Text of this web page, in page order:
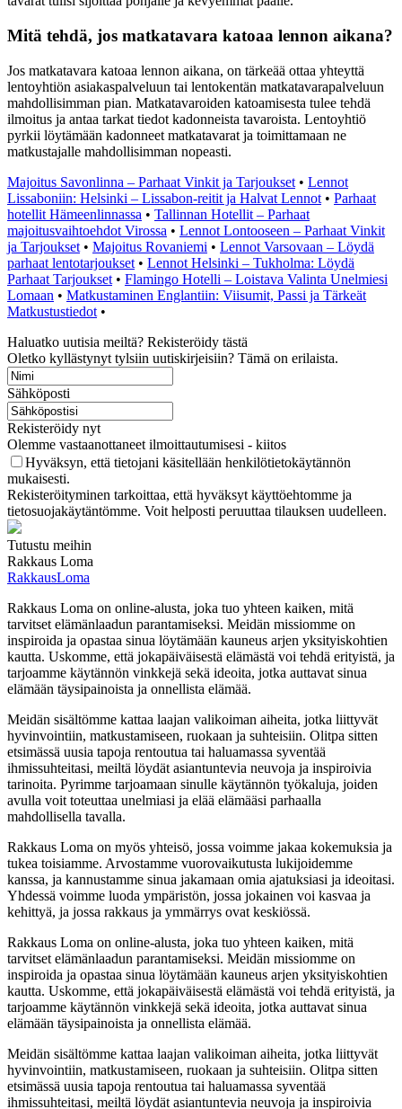
Mitä tehdä, jos matkatavara katoaa lennon aikana?
Jos matkatavara katoaa lennon aikana, on tärkeää ottaa yhteyttä
lentoyhtiön asiakaspalveluun tai lentokentän matkatavarapalveluun
mahdollisimman pian. Matkatavaroiden katoamisesta tulee tehdä
ilmoitus ja antaa tarkat tiedot kadonneista tavaroista. Lentoyhtiö
pyrkii löytämään kadonneet matkatavarat ja toimittamaan ne
matkustajalle mahdollisimman nopeasti.
Majoitus Savonlinna – Parhaat Vinkit ja Tarjoukset • Lennot
Lissaboniin: Helsinki – Lissabon-reitit ja Halvat Lennot • Parhaat
hotellit Hämeenlinnassa • Tallinnan Hotellit – Parhaat
majoitusvaihtoehdot Virossa • Lennot Lontooseen – Parhaat Vinkit
ja Tarjoukset • Majoitus Rovaniemi • Lennot Varsovaan – Löydä
parhaat lentotarjoukset • Lennot Helsinki – Tukholma: Löydä
Parhaat Tarjoukset • Flamingo Hotelli – Loistava Valinta Unelmiesi
Lomaan • Matkustaminen Englantiin: Viisumit, Passi ja Tärkeät
Matkustustiedot •
Haluatko uutisia meiltä? Rekisteröidy tästä
Oletko kyllästynyt tylsiin uutiskirjeisiin? Tämä on erilaista.
Sähköposti
Rekisteröidy nyt
Olemme vastaanottaneet ilmoittautumisesi - kiitos
Hyväksyn, että tietojani käsitellään henkilötietokäytännön
mukaisesti.
Rekisteröityminen tarkoittaa, että hyväksyt käyttöehtomme ja
tietosuojakäytäntömme. Voit helposti peruuttaa tilauksen uudelleen.
Tutustu meihin
Rakkaus Loma
RakkausLoma
Rakkaus Loma on online-alusta, joka tuo yhteen kaiken, mitä
tarvitset elämänlaadun parantamiseksi. Meidän missiomme on
inspiroida ja opastaa sinua löytämään kauneus arjen yksityiskohtien
kautta. Uskomme, että jokapäiväisestä elämästä voi tehdä erityistä, ja
tarjoamme käytännön vinkkejä sekä ideoita, jotka auttavat sinua
elämään täysipainoista ja onnellista elämää.
Meidän sisältömme kattaa laajan valikoiman aiheita, jotka liittyvät
hyvinvointiin, matkustamiseen, ruokaan ja suhteisiin. Olitpa sitten
etsimässä uusia tapoja rentoutua tai haluamassa syventää
ihmissuhteitasi, meiltä löydät asiantuntevia neuvoja ja inspiroivia
tarinoita. Pyrimme tarjoamaan sinulle käytännön työkaluja, joiden
avulla voit toteuttaa unelmiasi ja elää elämääsi parhaalla
mahdollisella tavalla.
Rakkaus Loma on myös yhteisö, jossa voimme jakaa kokemuksia ja
tukea toisiamme. Arvostamme vuorovaikutusta lukijoidemme
kanssa, ja kannustamme sinua jakamaan omia ajatuksiasi ja ideoitasi.
Yhdessä voimme luoda ympäristön, jossa jokainen voi kasvaa ja
kehittyä, ja jossa rakkaus ja ymmärrys ovat keskiössä.
Rakkaus Loma on online-alusta, joka tuo yhteen kaiken, mitä
tarvitset elämänlaadun parantamiseksi. Meidän missiomme on
inspiroida ja opastaa sinua löytämään kauneus arjen yksityiskohtien
kautta. Uskomme, että jokapäiväisestä elämästä voi tehdä erityistä, ja
tarjoamme käytännön vinkkejä sekä ideoita, jotka auttavat sinua
elämään täysipainoista ja onnellista elämää.
Meidän sisältömme kattaa laajan valikoiman aiheita, jotka liittyvät
hyvinvointiin, matkustamiseen, ruokaan ja suhteisiin. Olitpa sitten
etsimässä uusia tapoja rentoutua tai haluamassa syventää
ihmissuhteitasi, meiltä löydät asiantuntevia neuvoja ja inspiroivia